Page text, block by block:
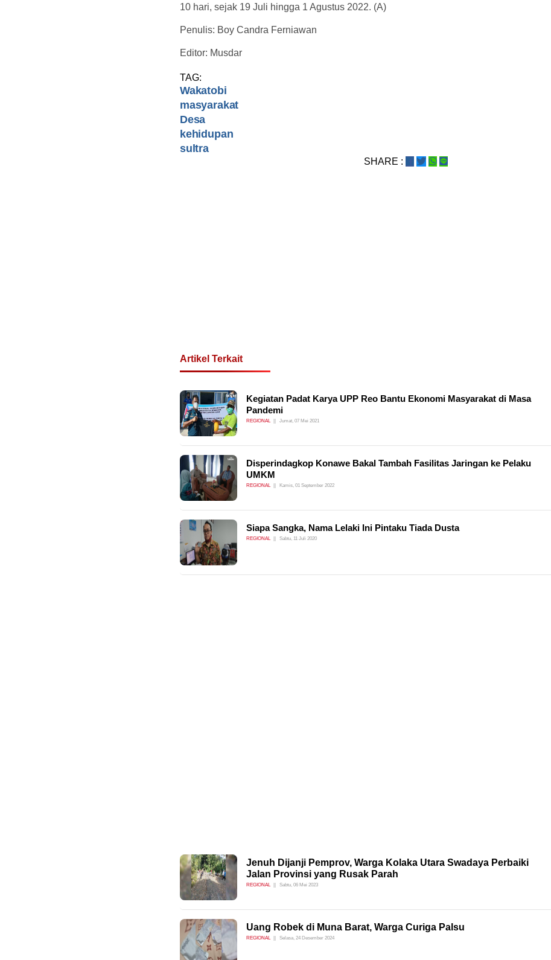
10 hari, sejak 19 Juli hingga 1 Agustus 2022. (A)
Penulis: Boy Candra Ferniawan
Editor: Musdar
TAG:
Wakatobi
masyarakat
Desa
kehidupan
sultra
SHARE :
Artikel Terkait
Kegiatan Padat Karya UPP Reo Bantu Ekonomi Masyarakat di Masa
Pandemi
REGIONAL Jumat, 07 Mei 2021
Disperindagkop Konawe Bakal Tambah Fasilitas Jaringan ke Pelaku
UMKM
REGIONAL Kamis, 01 September 2022
Siapa Sangka, Nama Lelaki Ini Pintaku Tiada Dusta
REGIONAL Sabtu, 11 Juli 2020
Jenuh Dijanji Pemprov, Warga Kolaka Utara Swadaya Perbaiki
Jalan Provinsi yang Rusak Parah
REGIONAL Sabtu, 06 Mei 2023
Uang Robek di Muna Barat, Warga Curiga Palsu
REGIONAL Selasa, 24 Desember 2024